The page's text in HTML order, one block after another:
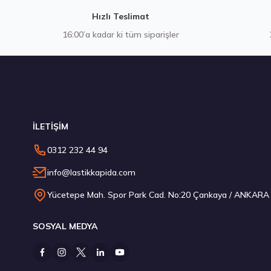
Kumho 255/30R20 92Y XL Ecsta PS72 S Yaz 2026
10.395,00 ₺
Hızlı Teslimat
16:00’a kadar ki tüm siparişler
İLETİŞİM
0312 232 44 94
info@lastikkapida.com
Yücetepe Mah. Spor Park Cad. No:20 Çankaya / ANKARA
SOSYAL MEDYA